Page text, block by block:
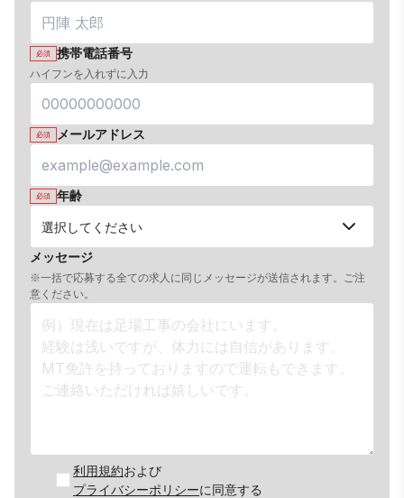
必須 携帯電話番号
ハイフンを入れずに入力
必須 メールアドレス
必須 年齢
メッセージ
※一括で応募する全ての求人に同じメッセージが送信されます。ご注
意ください。
利用規約および
プライバシーポリシーに同意する